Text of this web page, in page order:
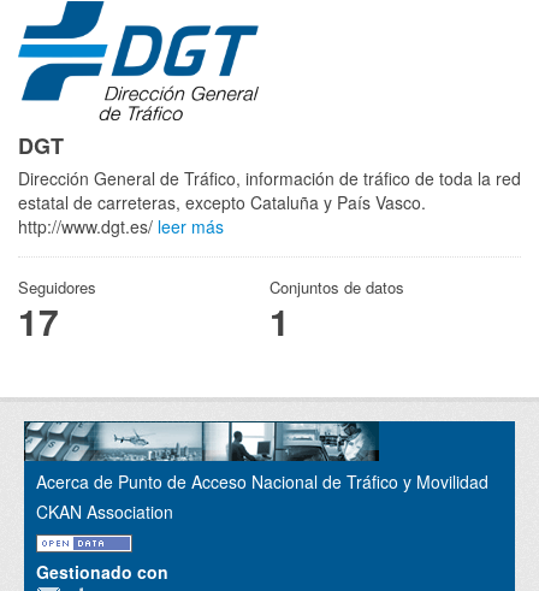
DGT
Dirección General de Tráfico, información de tráfico de toda la red
estatal de carreteras, excepto Cataluña y País Vasco.
http://www.dgt.es/ leer más
Seguidores
17
Conjuntos de datos
1
Acerca de Punto de Acceso Nacional de Tráfico y Movilidad
CKAN Association
Gestionado con